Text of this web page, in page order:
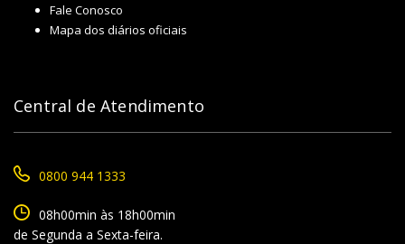
Fale Conosco
Mapa dos diários oficiais
Central de Atendimento
0800 944 1333
08h00min às 18h00min
de Segunda a Sexta-feira.